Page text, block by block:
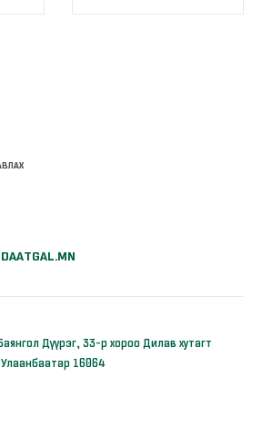
Дүүрэг, 33-р хороо Дилав хутагт
16064